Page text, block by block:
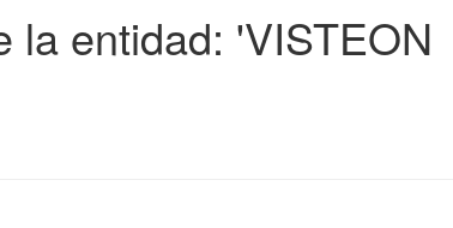
la entidad: 'VISTEON